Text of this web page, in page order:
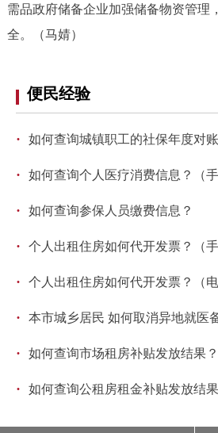
需品政府储备企业加强储备物资管理
全。（马婧）
便民经验
· 如何查询城镇职工的社保年度对
· 如何查询个人医疗消费信息？（手
· 如何查询参保人员缴费信息？
· 个人出租住房如何代开发票？（手
· 个人出租住房如何代开发票？（电
· 本市城乡居民 如何取消异地就医
· 如何查询市场租房补贴发放结果？
· 如何查询公租房租金补贴发放结